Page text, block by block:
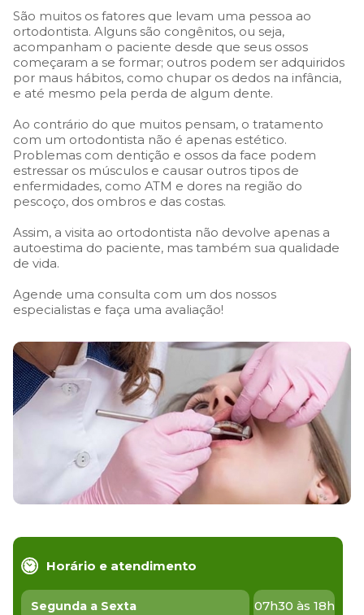
São muitos os fatores que levam uma pessoa ao
ortodontista. Alguns são congênitos, ou seja,
acompanham o paciente desde que seus ossos
começaram a se formar; outros podem ser adquiridos
por maus hábitos, como chupar os dedos na infância,
e até mesmo pela perda de algum dente.
Ao contrário do que muitos pensam, o tratamento
com um ortodontista não é apenas estético.
Problemas com dentição e ossos da face podem
estressar os músculos e causar outros tipos de
enfermidades, como ATM e dores na região do
pescoço, dos ombros e das costas.
Assim, a visita ao ortodontista não devolve apenas a
autoestima do paciente, mas também sua qualidade
de vida.
Agende uma consulta com um dos nossos
especialistas e faça uma avaliação!
Horário e atendimento
Segunda a Sexta 07h30 às 18h